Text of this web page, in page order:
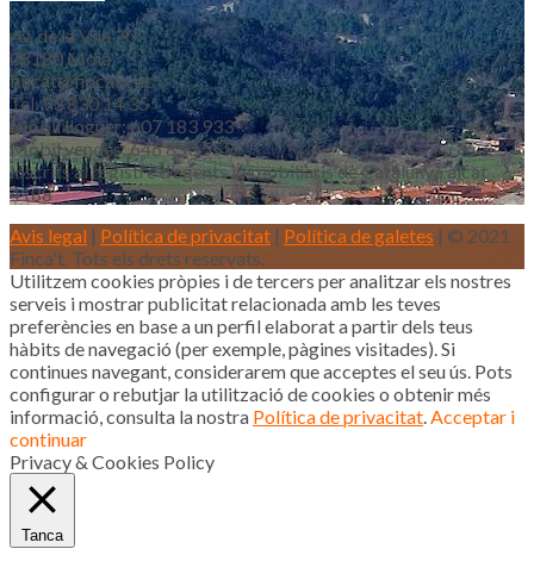
Av. de la Vila 20
08180 Moià
fincat@fincat.cat
Tel. 93 830 14 35
Mòbil lloguer: 607 183 933
Mòbil vendes: 646 853 559
Inscrits al registre d’agents immobiliaris de Catalunya aicat
4188
Avis legal | Política de privacitat | Política de galetes | © 2021
Finca't. Tots els drets reservats.
Utilitzem cookies pròpies i de tercers per analitzar els nostres
serveis i mostrar publicitat relacionada amb les teves
preferències en base a un perfil elaborat a partir dels teus
hàbits de navegació (per exemple, pàgines visitades). Si
continues navegant, considerarem que acceptes el seu ús. Pots
configurar o rebutjar la utilització de cookies o obtenir més
informació, consulta la nostra Política de privacitat Acceptar i
continuar
Privacy & Cookies Policy
Tanca